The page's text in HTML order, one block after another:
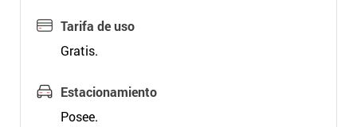
Tarifa de uso
Gratis.
Estacionamiento
Posee.